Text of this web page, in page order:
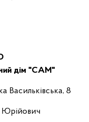
дім "САМ"
Васильківська, 8
Юрійович